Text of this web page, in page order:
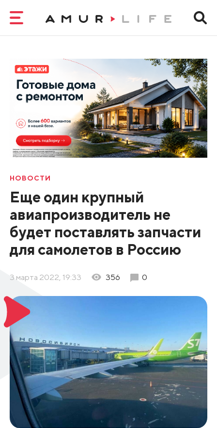
НОВОСТИ
Еще один крупный
авиапроизводитель не
будет поставлять запчасти
для самолетов в Россию
3 марта 2022, 19:33 356 0